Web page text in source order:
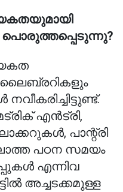
ലൈബ്രറികളും
എൻട്രി,
പാന്റ്രി
പഠന സമയം
എന്നിവ
അച്ചടക്കമുള്ള